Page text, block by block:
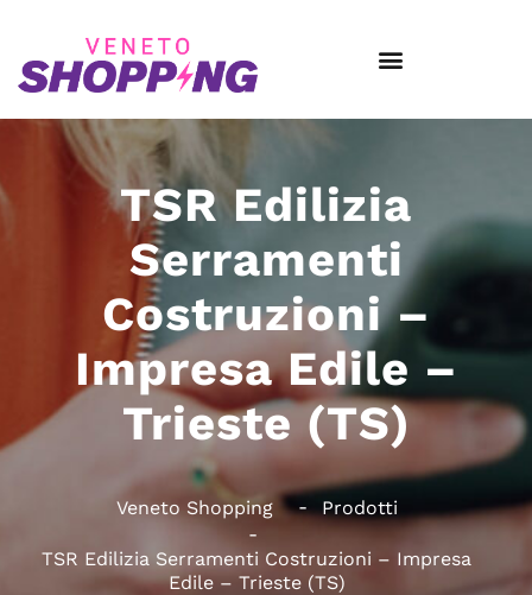
TSR Edilizia
Serramenti
Costruzioni –
Impresa Edile –
Trieste (TS)
Veneto Shopping Prodotti
TSR Edilizia Serramenti Costruzioni – Impresa
Edile – Trieste (TS)